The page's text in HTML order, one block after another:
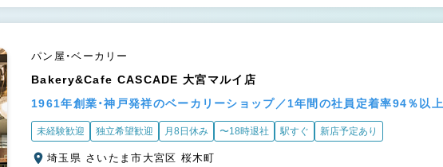
パン屋・ベーカリー
Bakery&Cafe CASCADE 大宮マルイ店
1961年創業・神戸発祥のベーカリーショップ／1年間の社員定着率94％以上
未経験歓迎 独立希望歓迎 月8日休み 〜18時退社 駅すぐ 新店予定あり
埼玉県 さいたま市大宮区 桜木町